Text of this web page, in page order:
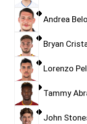
Andrea
Bryan
Lorenzo
Tammy
John